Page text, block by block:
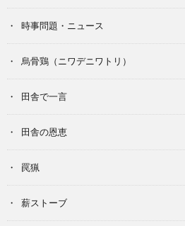
時事問題・ニュース
烏骨鶏（ニワデニワトリ）
田舎で一言
田舎の恩恵
罠猟
薪ストーブ